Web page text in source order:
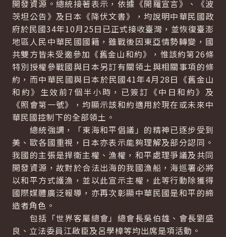
開發資源。總統接著表示，依據《開羅宣言》、《波
茨坦公告》及日本《降伏文書》，均說明中華民國政
府於民國34年10月25日已正式接收臺灣，並恢復臺澎
地區人民中華民國國籍，雖戰後因東亞情勢轉變，國
共雙方皆未受邀參加《舊金山和約》，惟該約第26條
特別授權參戰國與日本另訂有關領土與相關事項的條
約，而中華民國與日本於民國41年4月28日《舊金山
和約》生效前7個半小時，已簽訂《中日和約》及
《照會第一號》，均顯示該和約適用於現在或未來中
華民國控制下的全部領土。
總統強調，「東海和平倡議」的精神已逐步受到
美、歐各國重視，日本亦表示能夠理解及部分認同。
我國的主張是捍衛主權、漁權，和平處理爭議及共同
開發資源，故對於合法出海的我國漁船，海巡署必將
以和平方式護漁，並以此宣示主權，此等行動除獲得
國際媒體廣泛報導，亦再次彰顯中華民國是和平的締
造者角色。
包括「世界客屬總會」總會長吳伯雄、會長劉盛
良、立法委員江啟臣及呂學樟等均出席是項活動。